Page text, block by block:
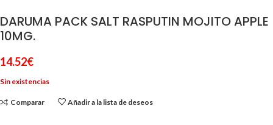
DARUMA PACK SALT RASPUTIN MOJITO APPLE
10MG.
14.52€
Sin existencias
Comparar Añadir a la lista de deseos